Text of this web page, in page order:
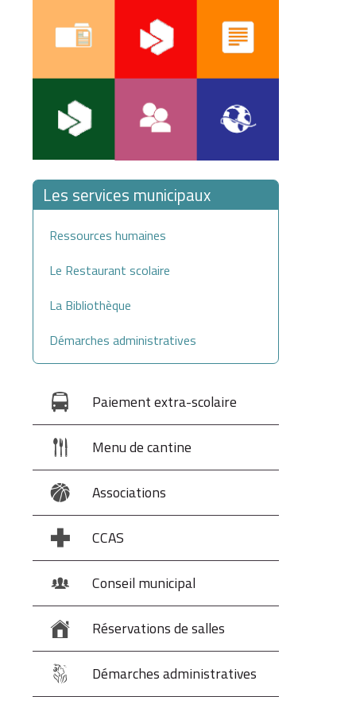
Les services municipaux
Ressources humaines
Le Restaurant scolaire
La Bibliothèque
Démarches administratives
Paiement extra-scolaire
Menu de cantine
Associations
CCAS
Conseil municipal
Réservations de salles
Démarches administratives